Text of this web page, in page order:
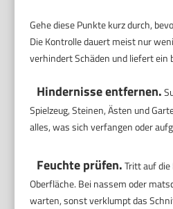
Gehe diese Punkte kurz durch,
Die Kontrolle dauert meist nur
verhindert Schäden und liefert ein
Hindernisse entfernen.
Spielzeug, Steinen, Ästen und
alles, was sich verfangen oder
Feuchte prüfen.Tritt auf die
Oberfläche. Bei nassem oder
warten, sonst verklumpt das